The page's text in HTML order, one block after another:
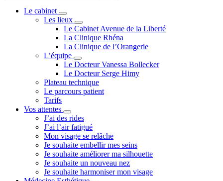
Le cabinet
Les lieux
Le Cabinet Avenue de la Liberté
La Clinique Rhéna
La Clinique de l’Orangerie
L’équipe
Le Docteur Vanessa Bollecker
Le Docteur Serge Himy
Plateau technique
Le parcours patient
Tarifs
Vos attentes
J’ai des rides
J’ai l’air fatigué
Mon visage se relâche
Je souhaite embellir mes seins
Je souhaite améliorer ma silhouette
Je souhaite un nouveau nez
Je souhaite harmoniser mon visage